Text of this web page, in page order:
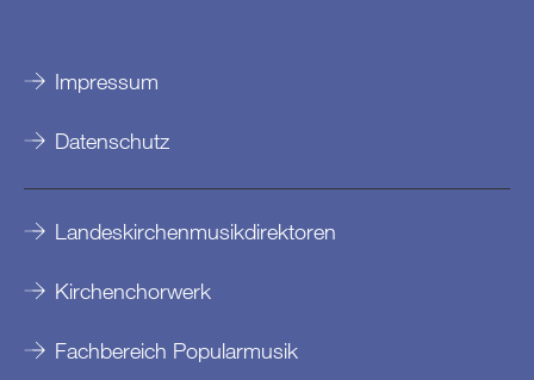
Impressum
Datenschutz
Landeskirchenmusikdirektoren
Kirchenchorwerk
Fachbereich Popularmusik